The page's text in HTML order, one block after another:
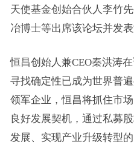
天使基金创始合伙人李竹
冶博士等出席该论坛并发表
恒昌创始人兼CEO秦洪涛
寻找确定性已成为世界普
领军企业，恒昌将抓住市
良好发展契机，通过私募
发展、实现产业升级转型